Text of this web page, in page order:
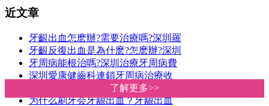
了解更多>>
了解更多>>
近文章
牙齦出血怎麽辦?需要治療嗎?深圳羅
牙齦反復出血是為什麽?怎麽辦?深圳
牙周病能根治嗎?深圳治療牙周病費
深圳愛康健齒科連鎖牙周病治療收
深圳哪家医院口腔比较好啊牙龈出
为什么刷牙会牙龈出血？牙龈出血